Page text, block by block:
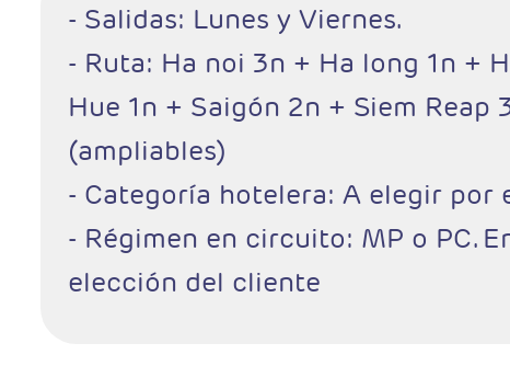
- Salidas: Lunes y Viernes.
- Ruta: Ha noi 3n + Ha long 1n +
Hue 1n + Saigón 2n + Siem Reap
(ampliables)
- Categoría hotelera: A elegir por
- Régimen en circuito: MP o PC.
elección del cliente